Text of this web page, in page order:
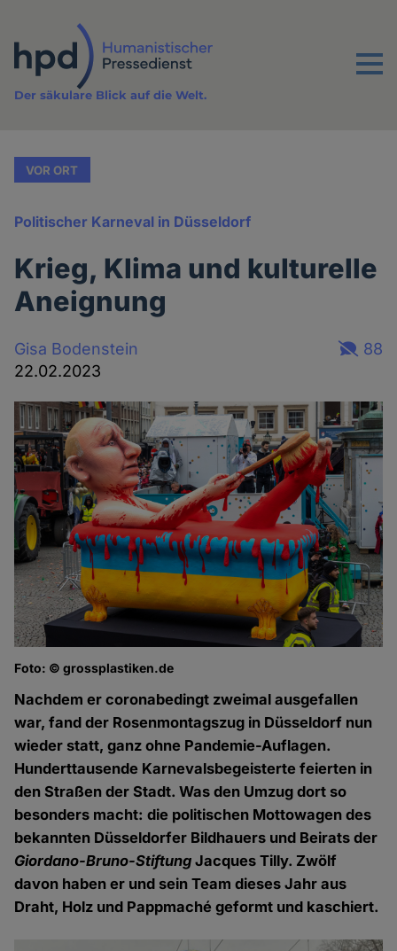
Inhalt
Menu
Der säkulare Blick auf die Welt.
VOR ORT
Politischer Karneval in Düsseldorf
Krieg, Klima und kulturelle
Aneignung
Gisa Bodenstein
22.02.2023
88
Foto: © grossplastiken.de
Nachdem er coronabedingt zweimal ausgefallen
war, fand der Rosenmontagszug in Düsseldorf nun
wieder statt, ganz ohne Pandemie-Auflagen.
Hunderttausende Karnevalsbegeisterte feierten in
den Straßen der Stadt. Was den Umzug dort so
besonders macht: die politischen Mottowagen des
bekannten Düsseldorfer Bildhauers und Beirats der
Giordano-Bruno-Stiftung Jacques Tilly. Zwölf
davon haben er und sein Team dieses Jahr aus
Draht, Holz und Pappmaché geformt und kaschiert.